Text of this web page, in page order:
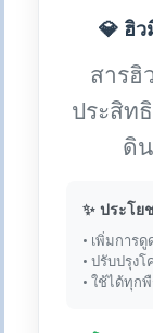
💎 ฮิ
สารฮิ
ประสิท
ดิ
✨ ประโย
• เพิ่มการ
• ปรับปรุง
• ใช้ได้ทุก